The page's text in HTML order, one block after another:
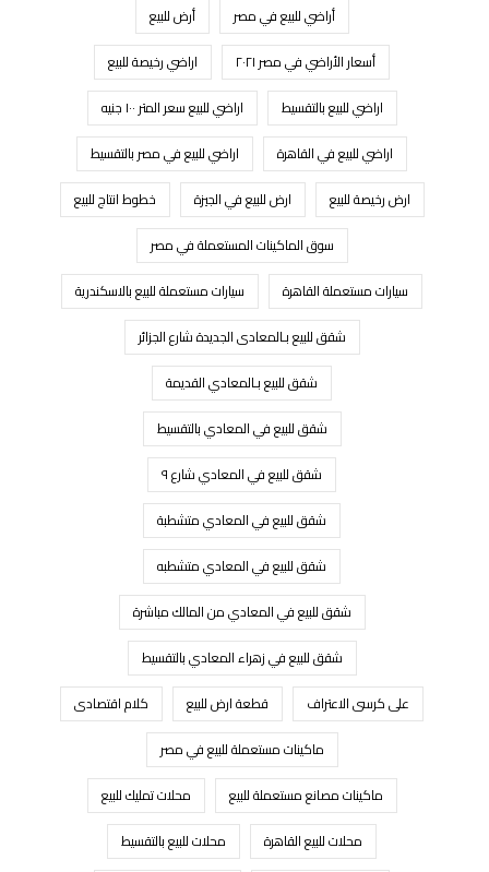
أراضي للبيع في مصر
أرض للبيع
أسعار الأراضي في مصر ٢٠٢١
اراضي رخيصة للبيع
اراضي للبيع بالتقسيط
اراضي للبيع سعر المتر ١٠٠ جنيه
اراضي للبيع في القاهرة
اراضي للبيع في مصر بالتقسيط
ارض رخيصة للبيع
ارض للبيع في الجيزة
خطوط انتاج للبيع
سوق الماكينات المستعملة في مصر
سيارات مستعملة القاهرة
سيارات مستعملة للبيع بالاسكندرية
شقق للبيع بـالمعادى الجديدة شارع الجزائر
شقق للبيع بـالمعادي القديمة
شقق للبيع في المعادي بالتقسيط
شقق للبيع في المعادي شارع ٩
شقق للبيع في المعادي متشطبة
شقق للبيع في المعادي متشطبه
شقق للبيع في المعادي من المالك مباشرة
شقق للبيع في زهراء المعادي بالتقسيط
على كرسى الاعتراف
قطعة ارض للبيع
كلام اقتصادى
ماكينات مستعملة للبيع في مصر
ماكينات مصانع مستعملة للبيع
محلات تمليك للبيع
محلات للبيع القاهرة
محلات للبيع بالتقسيط